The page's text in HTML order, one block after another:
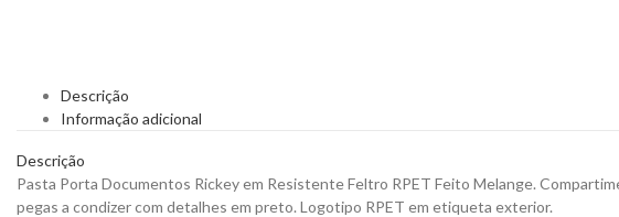
Descrição
Informação adicional
Descrição
Pasta Porta Documentos Rickey em Resistente Feltro RPET Feito Melange.
pegas a condizer com detalhes em preto. Logotipo RPET em etiqueta exterior.